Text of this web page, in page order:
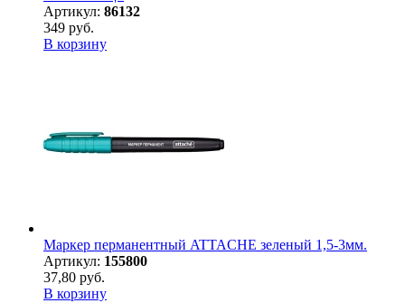
Артикул: 86132
349 руб.
В корзину
Маркер перманентный ATTACHE зеленый 1,5-3мм.
Артикул: 155800
37,80 руб.
В корзину